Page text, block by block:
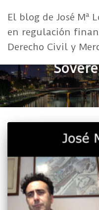
El blog de José Mª
en regulación
Derecho Civil y